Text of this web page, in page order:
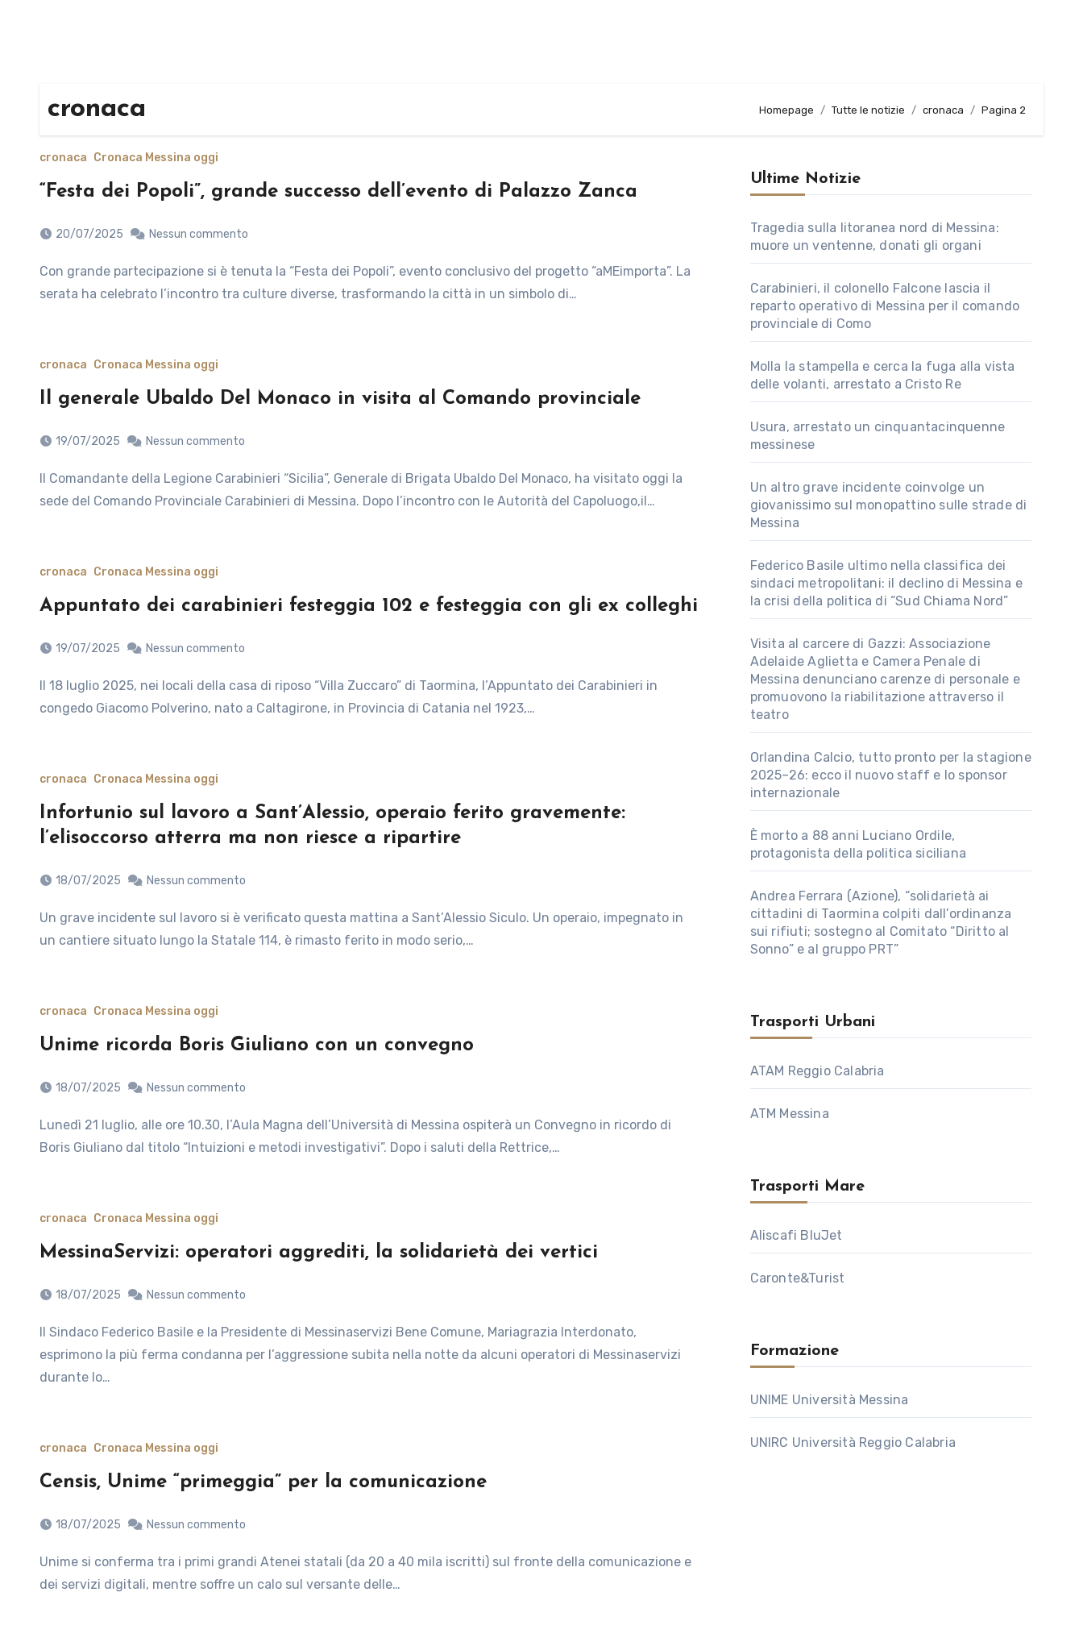
cronaca Homepage Tutte le notizie cronaca Pagina 2
cronaca Cronaca Messina oggi
“Festa dei Popoli”, grande successo dell’evento di Palazzo Zanca
20/07/2025 Nessun commento
Con grande partecipazione si è tenuta la “Festa dei Popoli”, evento conclusivo del progetto “aMEimporta”. La
serata ha celebrato l’incontro tra culture diverse, trasformando la città in un simbolo di…
cronaca Cronaca Messina oggi
Il generale Ubaldo Del Monaco in visita al Comando provinciale
19/07/2025 Nessun commento
Il Comandante della Legione Carabinieri “Sicilia”, Generale di Brigata Ubaldo Del Monaco, ha visitato oggi la
sede del Comando Provinciale Carabinieri di Messina. Dopo l’incontro con le Autorità del Capoluogo,il…
cronaca Cronaca Messina oggi
Appuntato dei carabinieri festeggia 102 e festeggia con gli ex colleghi
19/07/2025 Nessun commento
Il 18 luglio 2025, nei locali della casa di riposo “Villa Zuccaro” di Taormina, l’Appuntato dei Carabinieri in
congedo Giacomo Polverino, nato a Caltagirone, in Provincia di Catania nel 1923,…
cronaca Cronaca Messina oggi
Infortunio sul lavoro a Sant’Alessio, operaio ferito gravemente:
l’elisoccorso atterra ma non riesce a ripartire
18/07/2025 Nessun commento
Un grave incidente sul lavoro si è verificato questa mattina a Sant’Alessio Siculo. Un operaio, impegnato in
un cantiere situato lungo la Statale 114, è rimasto ferito in modo serio,…
cronaca Cronaca Messina oggi
Unime ricorda Boris Giuliano con un convegno
18/07/2025 Nessun commento
Lunedì 21 luglio, alle ore 10.30, l’Aula Magna dell’Università di Messina ospiterà un Convegno in ricordo di
Boris Giuliano dal titolo “Intuizioni e metodi investigativi”. Dopo i saluti della Rettrice,…
cronaca Cronaca Messina oggi
MessinaServizi: operatori aggrediti, la solidarietà dei vertici
18/07/2025 Nessun commento
Il Sindaco Federico Basile e la Presidente di Messinaservizi Bene Comune, Mariagrazia Interdonato,
esprimono la più ferma condanna per l’aggressione subita nella notte da alcuni operatori di Messinaservizi
durante lo…
cronaca Cronaca Messina oggi
Censis, Unime “primeggia” per la comunicazione
18/07/2025 Nessun commento
Unime si conferma tra i primi grandi Atenei statali (da 20 a 40 mila iscritti) sul fronte della comunicazione e
dei servizi digitali, mentre soffre un calo sul versante delle…
Ultime Notizie
Tragedia sulla litoranea nord di Messina:
muore un ventenne, donati gli organi
Carabinieri, il colonello Falcone lascia il
reparto operativo di Messina per il comando
provinciale di Como
Molla la stampella e cerca la fuga alla vista
delle volanti, arrestato a Cristo Re
Usura, arrestato un cinquantacinquenne
messinese
Un altro grave incidente coinvolge un
giovanissimo sul monopattino sulle strade di
Messina
Federico Basile ultimo nella classifica dei
sindaci metropolitani: il declino di Messina e
la crisi della politica di “Sud Chiama Nord”
Visita al carcere di Gazzi: Associazione
Adelaide Aglietta e Camera Penale di
Messina denunciano carenze di personale e
promuovono la riabilitazione attraverso il
teatro
Orlandina Calcio, tutto pronto per la stagione
2025–26: ecco il nuovo staff e lo sponsor
internazionale
È morto a 88 anni Luciano Ordile,
protagonista della politica siciliana
Andrea Ferrara (Azione), “solidarietà ai
cittadini di Taormina colpiti dall’ordinanza
sui rifiuti; sostegno al Comitato “Diritto al
Sonno” e al gruppo PRT”
Trasporti Urbani
ATAM Reggio Calabria
ATM Messina
Trasporti Mare
Aliscafi BluJet
Caronte&Turist
Formazione
UNIME Università Messina
UNIRC Università Reggio Calabria